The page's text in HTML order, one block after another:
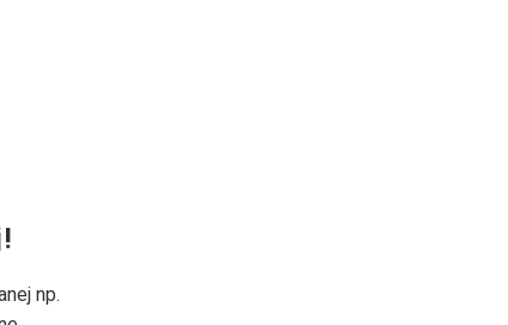
np.